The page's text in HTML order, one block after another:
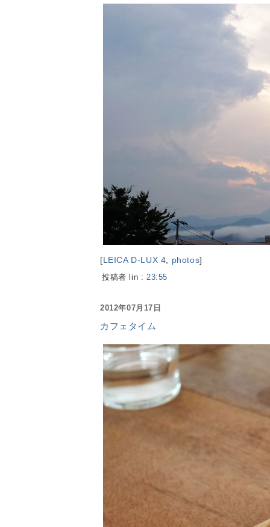
[LEICA D-LUX 4 photos]
投稿者 lin : 23:55
2012年07月17日
カフェタイム